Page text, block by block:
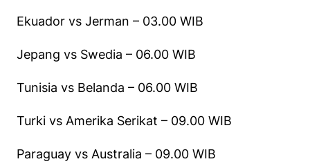
Ekuador vs Jerman – 03.00 WIB
Jepang vs Swedia – 06.00 WIB
Tunisia vs Belanda – 06.00 WIB
Turki vs Amerika Serikat – 09.00 WIB
Paraguay vs Australia – 09.00 WIB